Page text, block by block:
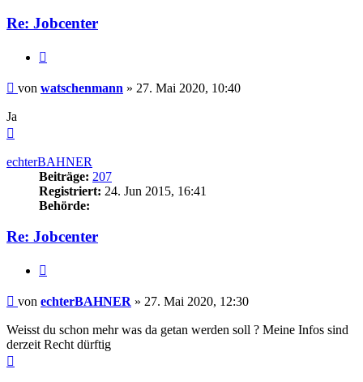
Re: Jobcenter
Beitrag
von watschenmann » 27. Mai 2020, 10:40
Ja
echterBAHNER
Beiträge: 207
Registriert: 24. Jun 2015, 16:41
Behörde:
Re: Jobcenter
Beitrag
von echterBAHNER » 27. Mai 2020, 12:30
Weisst du schon mehr was da getan werden soll ? Meine Infos sind
derzeit Recht dürftig